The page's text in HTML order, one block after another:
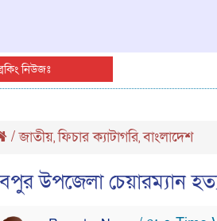
নিউজঃ
/জাতীয়,ফিচার ক্যাটাগরি,বাংলাদেশ
উপজেলা চেয়ারম্যান